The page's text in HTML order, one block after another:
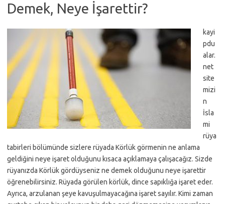
Demek, Neye İşarettir?
kayi
pdu
alar.
net
site
mizi
n
İsla
mi
rüya
tabirleri bölümünde sizlere rüyada Körlük görmenin ne anlama
geldiğini neye işaret olduğunu kısaca açıklamaya çalışacağız. Sizde
rüyanızda Körlük gördüyseniz ne demek olduğunu neye işarettir
öğrenebilirsiniz. Rüyada görülen körlük, dince sapıklığa işaret eder.
Ayrıca, arzulanan şeye kavuşulmayacağına işaret sayılır. Kimi zaman